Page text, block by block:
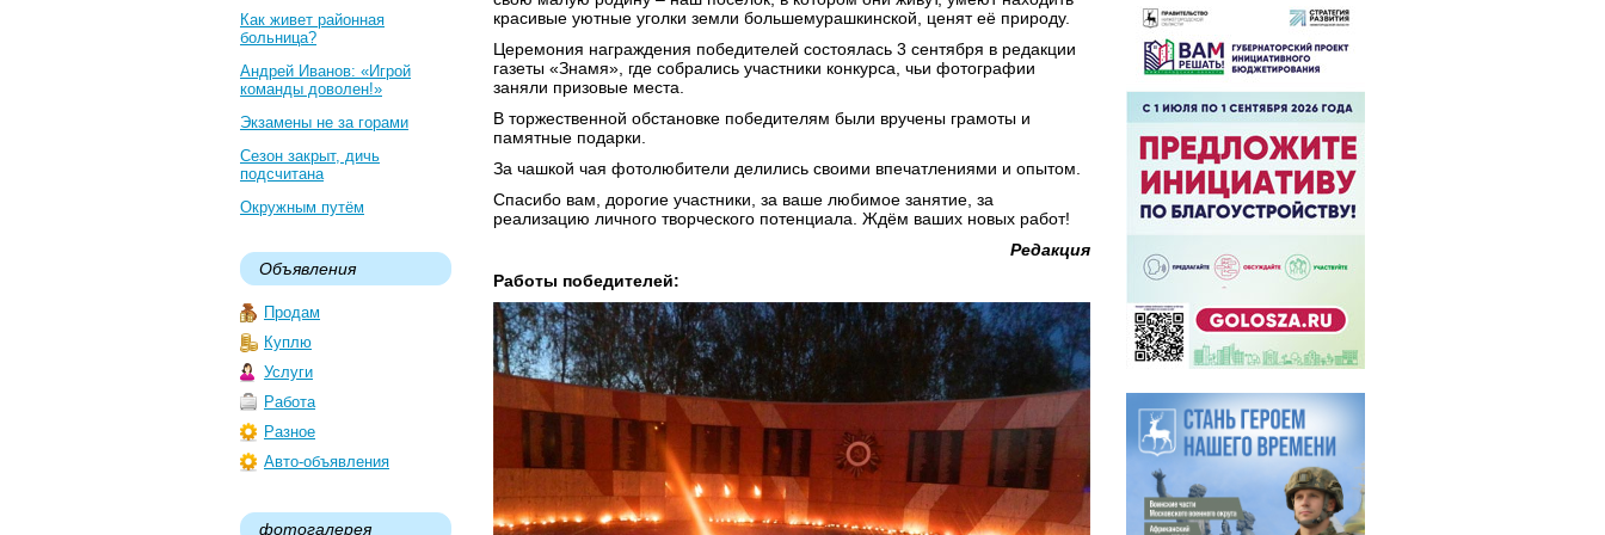
Как живет районная
больница?
Андрей Иванов: «Игрой
команды доволен!»
Экзамены не за горами
Сезон закрыт, дичь
подсчитана
Окружным путём
Объявления
Продам
Куплю
Услуги
Работа
Разное
Авто-объявления
фотогалерея
красивые уютные уголки земли большемурашкинской, ценят её природу.
Церемония награждения победителей состоялась 3 сентября в редакции
газеты «Знамя», где собрались участники конкурса, чьи фотографии
заняли призовые места.
В торжественной обстановке победителям были вручены грамоты и
памятные подарки.
За чашкой чая фотолюбители делились своими впечатлениями и опытом.
Спасибо вам, дорогие участники, за ваше любимое занятие, за
реализацию личного творческого потенциала. Ждём ваших новых работ!
Редакция
Работы победителей: